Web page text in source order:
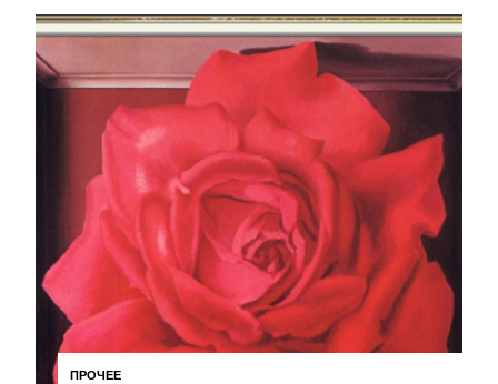
ПРОЧЕЕ